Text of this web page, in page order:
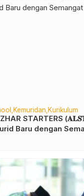
Kemuridan Kurikulum
STARTERS
Baru dengan